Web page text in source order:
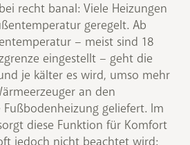
recht banal: Viele Heizungen
geregelt. Ab
– meist sind 18
eingestellt – geht die
je kälter es wird, umso mehr
an den
geliefert. Im
diese Funktion für Komfort
jedoch nicht beachtet wird: